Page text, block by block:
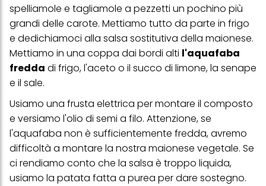
spelliamole e tagliamole a pezzetti un pochino più
grandi delle carote. Mettiamo tutto da parte in frigo
e dedichiamoci alla salsa sostitutiva della maionese.
Mettiamo in una coppa dai bordi alti l'aquafaba
fredda di frigo, l'aceto o il succo di limone, la senape
e il sale.
Usiamo una frusta elettrica per montare il composto
e versiamo l'olio di semi a filo. Attenzione, se
l'aquafaba non è sufficientemente fredda, avremo
difficoltà a montare la nostra maionese vegetale. Se
ci rendiamo conto che la salsa è troppo liquida,
usiamo la patata fatta a purea per dare sostegno.
particolare sul loro periodo di conservazione, consultare le
informazioni dettagliate su ciascun cookie disponibili facendo
clic su "modifica" di seguito".
Se fai clic su "Modifica" potrai trovare maggiori informazioni sul
trattamento dei tuoi dati / sull'uso dei cookie e consentirli per uno o
più degli scopi sopra menzionati. Cliccando su "Accetta tutto",
acconsenti all'uso dei cookie e al trattamento dei tuoi dati
personali per tutte le finalità sopra indicate. Se fai clic su "Rifiuta",
verranno utilizzati solo i cookie tecnicamente necessari per fornirti
questo sito web.